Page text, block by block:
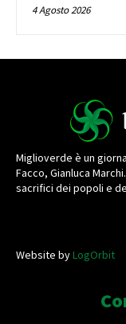
4 Agosto 2026
Miglioverde è un
Facco, Gianluca
sacrifici dei popoli e
Website byLogOrbit